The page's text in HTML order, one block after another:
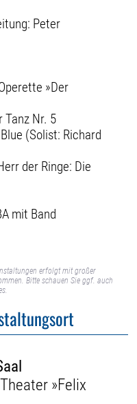
Peter
»Der
Tanz Nr. 5
(Solist: Richard
der Ringe: Die
mit Band
erfolgt mit großer
Bitte schauen Sie ggf. auch
»Felix